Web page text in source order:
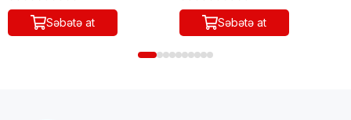
Səbətə at Səbətə at